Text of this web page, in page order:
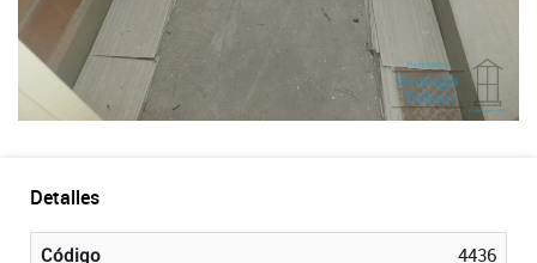
Detalles
Código 4436